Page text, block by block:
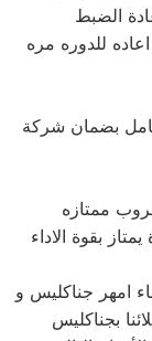
الضبط
للدوره مره
دايو 5 سنوات شامل بضمان شركة
بقوة الاداء
امهر جناكليس و